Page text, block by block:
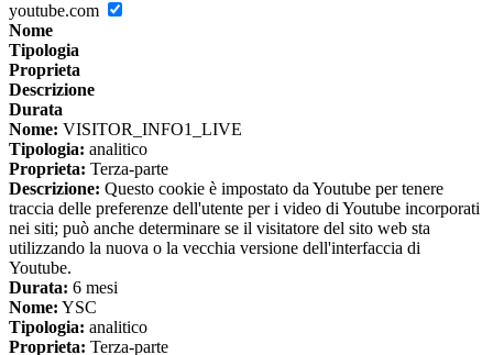
youtube.com
Nome
Tipologia
Proprieta
Descrizione
Durata
Nome: VISITOR_INFO1_LIVE
Tipologia: analitico
Proprieta: Terza-parte
Descrizione: Questo cookie è impostato da Youtube per tenere
traccia delle preferenze dell'utente per i video di Youtube incorporati
nei siti; può anche determinare se il visitatore del sito web sta
utilizzando la nuova o la vecchia versione dell'interfaccia di
Youtube.
Durata: 6 mesi
Nome: YSC
Tipologia: analitico
Proprieta: Terza-parte